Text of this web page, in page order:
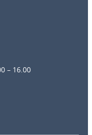
– 16.00